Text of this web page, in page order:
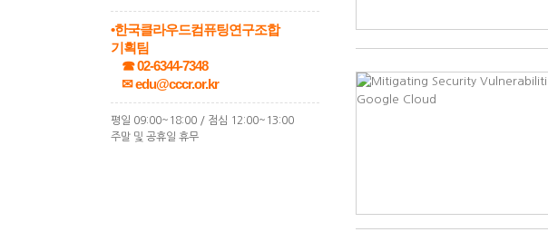
•한국클라우드컴퓨팅연구조합
기획팀
☎ 02-6344-7348
✉ edu@cccr.or.kr
평일 09:00~18:00 / 점심 12:00~13:00
주말 및 공휴일 휴무